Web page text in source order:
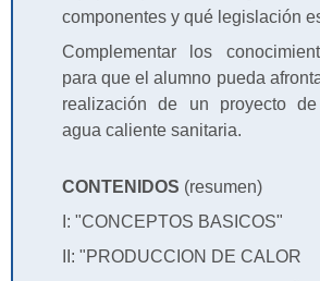
componentes y qué legislación
Complementar los
para que el alumno pueda
realización de un proyecto
agua caliente sanitaria.
CONTENIDOS (resumen)
I: "CONCEPTOS BASICOS"
II: "PRODUCCION DE CALOR